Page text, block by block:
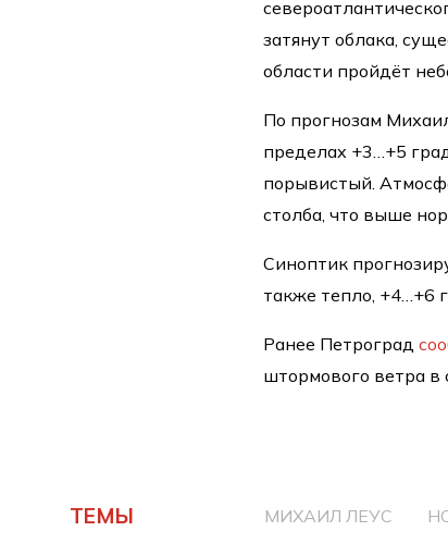
затянут облака,
области пройдёт
По прогнозам
пределах +3…+5
порывистый.
столба, что выше
Синоптик
также тепло, +4…+6
Ранее Петроград
штормового ветра в
ТЕМЫ МИХАИЛ ЛЕУС